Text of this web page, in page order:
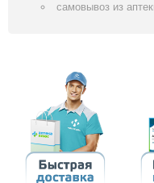
самовывоз из